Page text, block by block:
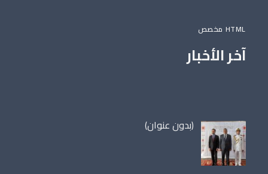
HTML مخصص
آخر الأخبار
(بدون عنوان)مقالة